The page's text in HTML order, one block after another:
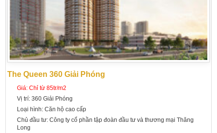
The Queen 360 Giải Phóng
Giá: Chỉ từ 85tr/m2
Vị trí: 360 Giải Phóng
Loại hình: Căn hộ cao cấp
Chủ đầu tư: Công ty cổ phần tập đoàn đầu tư và thương mại Thăng
Long